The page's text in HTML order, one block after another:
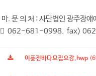
마. 문 의 처 : 사단법인 광주장
 062-681-0998. fax)
이풍진바다모집요강.hwp